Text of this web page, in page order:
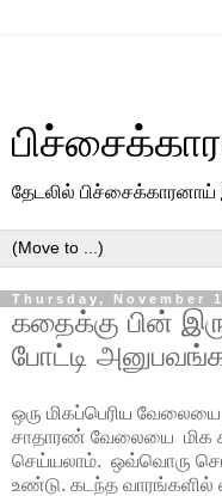
தேடலில்
Thursday, November
கதைக்கு பின்
போட்டி
ஒரு மிகப்பெரிய
சாதாரண் வேலையை மிக
செய்யலாம். ஒவ்வொரு
உண்டு. கடந்த